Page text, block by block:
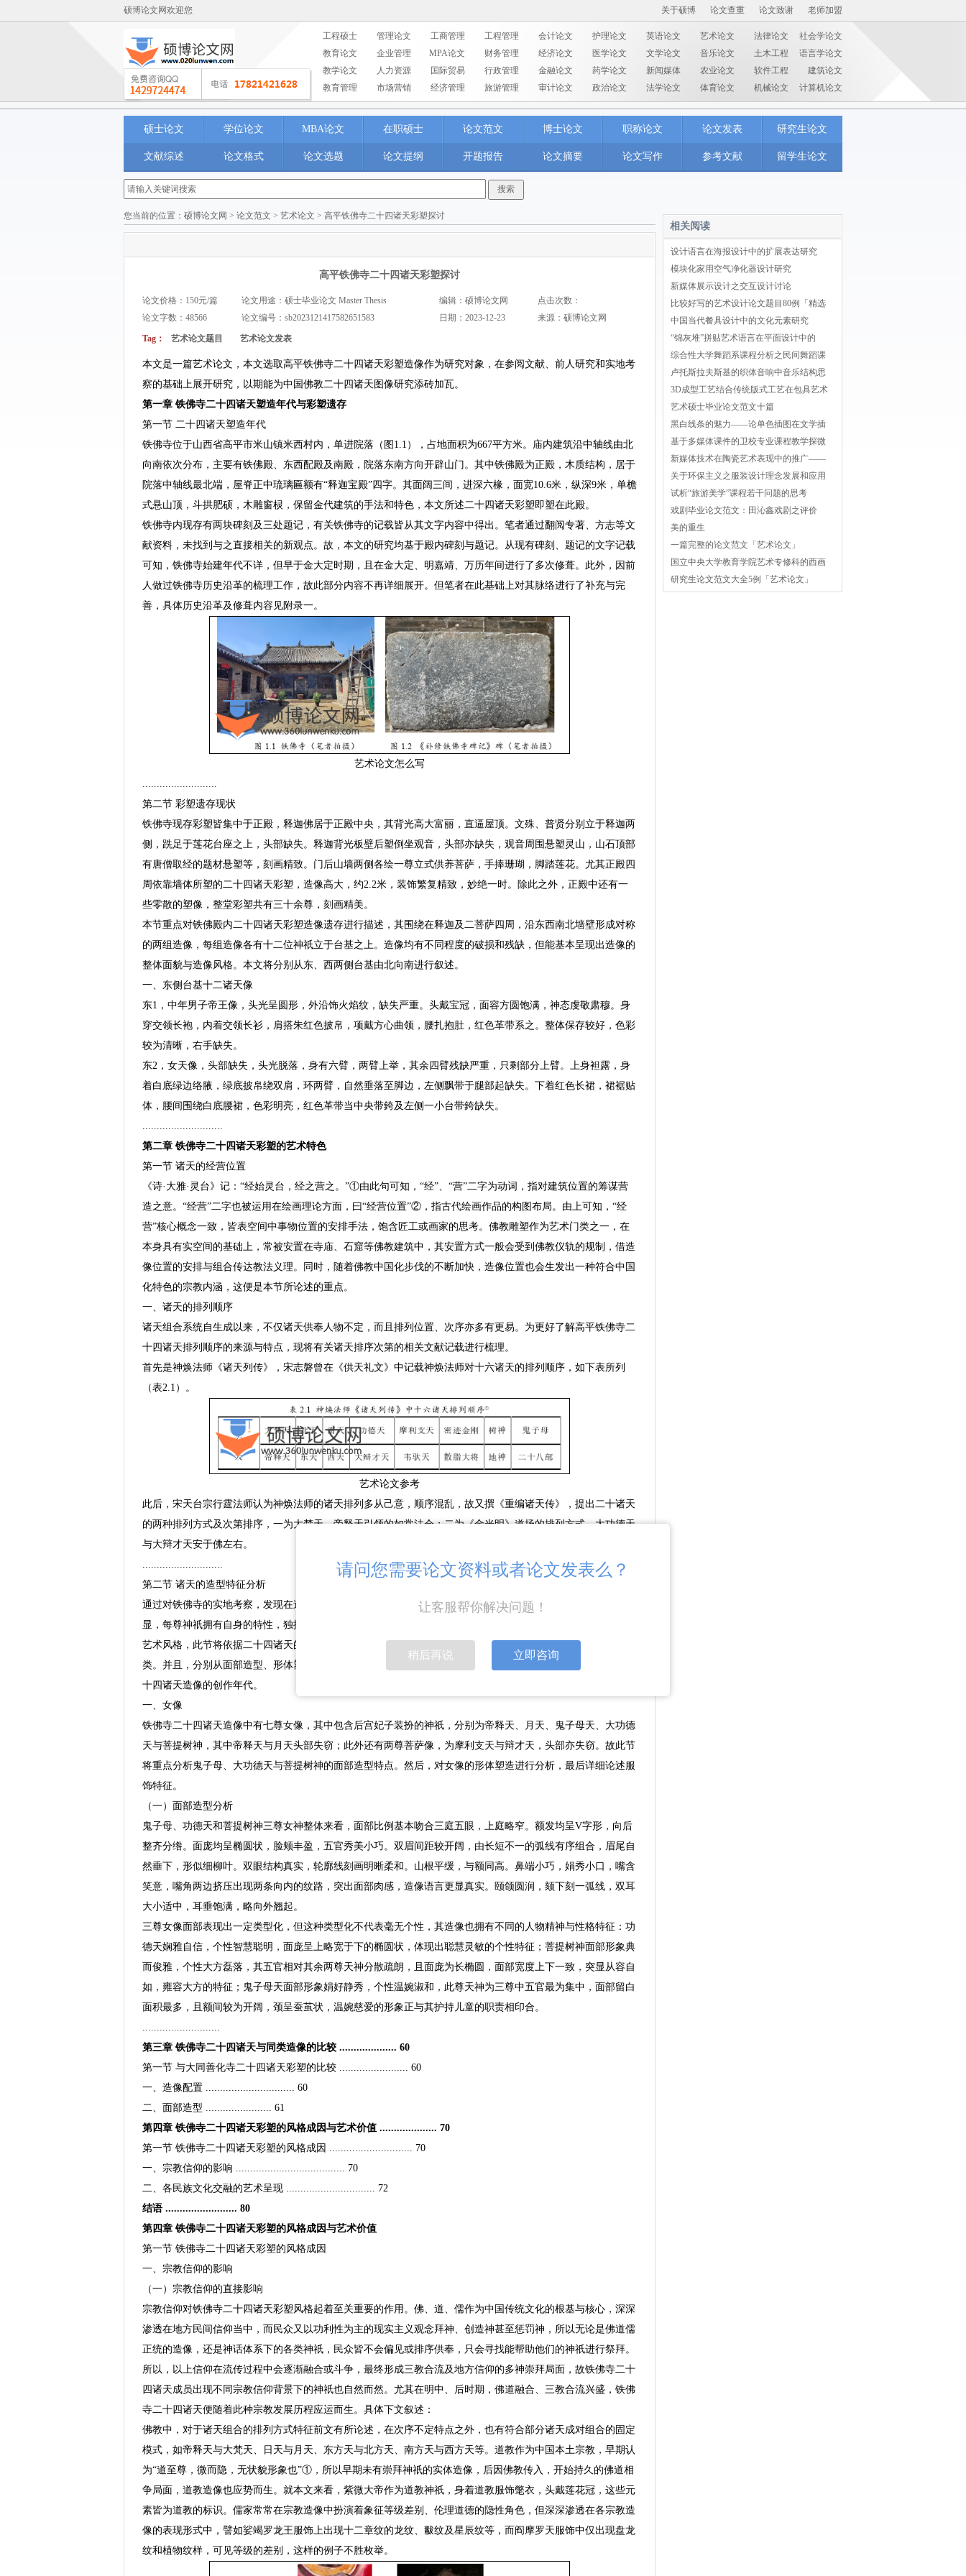
硕博论文网欢迎您 关于硕博 论文查重 论文致谢 老师加盟
工程硕士 管理论文 工商管理 工程管理 会计论文 护理论文 英语论文 艺术论文 法律论文
社会学论文
教育论文
企业管理 MPA论文 财务管理 经济论文 医学论文 文学论文 音乐论文 土木工程
语言学论文
教学论文
人力资源 国际贸易 行政管理 金融论文 药学论文 新闻媒体 农业论文 软件工程
建筑论文
教育管理
市场营销 经济管理 旅游管理 审计论文 政治论文 法学论文 体育论文 机械论文 计算机论文
硕士论文 学位论文 MBA论文 在职硕士 论文范文 博士论文 职称论文 论文发表 研究生论文
文献综述 论文格式 论文选题 论文提纲 开题报告 论文摘要 论文写作 参考文献 留学生论文
您当前的位置： 硕博论文网 > 论文范文 > 艺术论文 > 高平铁佛寺二十四诸天彩塑探讨
高平铁佛寺二十四诸天彩塑探讨
论文价格：150元/篇 论文用途：硕士毕业论文 Master Thesis 编辑：硕博论文网
点击次数：
论文字数：48566
论文编号： sb2023121417582651583 日期：2023-12-23 来源：硕博论文网
Tag： 艺术论文题目 艺术论文发表
本文是一篇艺术论文，本文选取高平铁佛寺二十四诸天彩塑造像作为研究对象，在参阅文献、前人研究和实地考
察的基础上展开研究，以期能为中国佛教二十四诸天图像研究添砖加瓦。
第一章 铁佛寺二十四诸天塑造年代与彩塑遗存
第一节 二十四诸天塑造年代
铁佛寺位于山西省高平市米山镇米西村内，单进院落（图1.1），占地面积为667平方米。庙内建筑沿中轴线由北
向南依次分布，主要有铁佛殿、东西配殿及南殿，院落东南方向开辟山门。其中铁佛殿为正殿，木质结构，居于
院落中轴线最北端，屋脊正中琉璃匾额有“释迦宝殿”四字。其面阔三间，进深六椽，面宽10.6米，纵深9米，单檐
式悬山顶，斗拱肥硕，木雕窗棂，保留金代建筑的手法和特色，本文所述二十四诸天彩塑即塑在此殿。
铁佛寺内现存有两块碑刻及三处题记，有关铁佛寺的记载皆从其文字内容中得出。笔者通过翻阅专著、方志等文
献资料，未找到与之直接相关的新观点。故，本文的研究均基于殿内碑刻与题记。从现有碑刻、题记的文字记载
可知，铁佛寺始建年代不详，但早于金大定时期，且在金大定、明嘉靖、万历年间进行了多次修葺。此外，因前
人做过铁佛寺历史沿革的梳理工作，故此部分内容不再详细展开。但笔者在此基础上对其脉络进行了补充与完
善，具体历史沿革及修葺内容见附录一。
艺术论文怎么写
..........................
第二节 彩塑遗存现状
铁佛寺现存彩塑皆集中于正殿，释迦佛居于正殿中央，其背光高大富丽，直逼屋顶。文殊、普贤分别立于释迦两
侧，跣足于莲花台座之上，头部缺失。释迦背光板壁后塑倒坐观音，头部亦缺失，观音周围悬塑灵山，山石顶部
有唐僧取经的题材悬塑等，刻画精致。门后山墙两侧各绘一尊立式供养菩萨，手捧珊瑚，脚踏莲花。尤其正殿四
周依靠墙体所塑的二十四诸天彩塑，造像高大，约2.2米，装饰繁复精致，妙绝一时。除此之外，正殿中还有一
些零散的塑像，整堂彩塑共有三十余尊，刻画精美。
本节重点对铁佛殿内二十四诸天彩塑造像遗存进行描述，其围绕在释迦及二菩萨四周，沿东西南北墙壁形成对称
的两组造像，每组造像各有十二位神祇立于台基之上。造像均有不同程度的破损和残缺，但能基本呈现出造像的
整体面貌与造像风格。本文将分别从东、西两侧台基由北向南进行叙述。
一、东侧台基十二诸天像
东1，中年男子帝王像，头光呈圆形，外沿饰火焰纹，缺失严重。头戴宝冠，面容方圆饱满，神态虔敬肃穆。身
穿交领长袍，内着交领长衫，肩搭朱红色披帛，项戴方心曲领，腰扎抱肚，红色革带系之。整体保存较好，色彩
较为清晰，右手缺失。
东2，女天像，头部缺失，头光脱落，身有六臂，两臂上举，其余四臂残缺严重，只剩部分上臂。上身袒露，身
着白底绿边络腋，绿底披帛绕双肩，环两臂，自然垂落至脚边，左侧飘带于腿部起缺失。下着红色长裙，裙裾贴
体，腰间围绕白底腰裙，色彩明亮，红色革带当中央带銙及左侧一小台带銙缺失。
............................
第二章 铁佛寺二十四诸天彩塑的艺术特色
第一节 诸天的经营位置
《诗·大雅·灵台》记：“经始灵台，经之营之。”①由此句可知，“经”、“营”二字为动词，指对建筑位置的筹谋营
造之意。“经营”二字也被运用在绘画理论方面，曰“经营位置”②，指古代绘画作品的构图布局。由上可知，“经
营”核心概念一致，皆表空间中事物位置的安排手法，饱含匠工或画家的思考。佛教雕塑作为艺术门类之一，在
本身具有实空间的基础上，常被安置在寺庙、石窟等佛教建筑中，其安置方式一般会受到佛教仪轨的规制，借造
像位置的安排与组合传达教法义理。同时，随着佛教中国化步伐的不断加快，造像位置也会生发出一种符合中国
化特色的宗教内涵，这便是本节所论述的重点。
一、诸天的排列顺序
诸天组合系统自生成以来，不仅诸天供奉人物不定，而且排列位置、次序亦多有更易。为更好了解高平铁佛寺二
十四诸天排列顺序的来源与特点，现将有关诸天排序次第的相关文献记载进行梳理。
首先是神焕法师《诸天列传》，宋志磐曾在《供天礼文》中记载神焕法师对十六诸天的排列顺序，如下表所列
（表2.1）。
艺术论文参考
此后，宋天台宗行霆法师认为神焕法师的诸天排列多从己意，顺序混乱，故又撰《重编诸天传》，提出二十诸天
的两种排列方式及次第排序，一为大梵天、帝释天引领的如常法会；二为《金光明》道场的排列方式，大功德天
与大辩才天安于佛左右。
第二节 诸天的造型特征分析
通过对铁佛寺的实地考察，发现在造像的处理上，整体呈现出写实性强，细节精微的特点，并且个性化特征明
显，每尊神祇拥有自身的特性，独擅其美，但又有机统一于整体面貌之中。为进一步剖析诸天神祇的造型特征及
艺术风格，此节将依据二十四诸天的性别、身份及形象特征分为三大类：女像类、帝王类、武将、天王及力士
类。并且，分别从面部造型、形体塑造与服饰特征三方面进行详细分析，总结其造像风格，进而推测出铁佛寺二
十四诸天造像的创作年代。
一、女像
铁佛寺二十四诸天造像中有七尊女像，其中包含后宫妃子装扮的神祇，分别为帝释天、月天、鬼子母天、大功德
天与菩提树神，其中帝释天与月天头部失窃；此外还有两尊菩萨像，为摩利支天与辩才天，头部亦失窃。故此节
将重点分析鬼子母、大功德天与菩提树神的面部造型特点。然后，对女像的形体塑造进行分析，最后详细论述服
饰特征。
（一）面部造型分析
鬼子母、功德天和菩提树神三尊女神整体来看，面部比例基本吻合三庭五眼，上庭略窄。额发均呈V字形，向后
整齐分绺。面庞均呈椭圆状，脸颊丰盈，五官秀美小巧。双眉间距较开阔，由长短不一的弧线有序组合，眉尾自
然垂下，形似细柳叶。双眼结构真实，轮廓线刻画明晰柔和。山根平缓，与额同高。鼻端小巧，娟秀小口，嘴含
笑意，嘴角两边挤压出现两条向内的纹路，突出面部肉感，造像语言更显真实。颐颌圆润，颏下刻一弧线，双耳
大小适中，耳垂饱满，略向外翘起。
三尊女像面部表现出一定类型化，但这种类型化不代表毫无个性，其造像也拥有不同的人物精神与性格特征：功
德天娴雅自信，个性智慧聪明，面庞呈上略宽于下的椭圆状，体现出聪慧灵敏的个性特征；菩提树神面部形象典
而俊雅，个性大方磊落，其五官相对其余两尊天神分散疏朗，且面庞为长椭圆，面部宽度上下一致，突显从容自
如，雍容大方的特征；鬼子母天面部形象娟好静秀，个性温婉淑和，此尊天神为三尊中五官最为集中，面部留白
面积最多，且额间较为开阔，颈呈蚕茧状，温婉慈爱的形象正与其护持儿童的职责相印合。
第三章 铁佛寺二十四诸天与同类造像的比较 .................... 60
第一节 与大同善化寺二十四诸天彩塑的比较 ........................ 60
一、造像配置 ............................... 60
二、面部造型 ....................... 61
第四章 铁佛寺二十四诸天彩塑的风格成因与艺术价值 .................... 70
第一节 铁佛寺二十四诸天彩塑的风格成因 ............................. 70
一、宗教信仰的影响 ...................................... 70
二、各民族文化交融的艺术呈现 ............................... 72
结语 ......................... 80
第四章 铁佛寺二十四诸天彩塑的风格成因与艺术价值
第一节 铁佛寺二十四诸天彩塑的风格成因
一、宗教信仰的影响
（一）宗教信仰的直接影响
宗教信仰对铁佛寺二十四诸天彩塑风格起着至关重要的作用。佛、道、儒作为中国传统文化的根基与核心，深深
渗透在地方民间信仰当中，而民众又以功利性为主的现实主义观念拜神、创造神甚至惩罚神，所以无论是佛道儒
正统的造像，还是神话体系下的各类神祇，民众皆不会偏见或排序供奉，只会寻找能帮助他们的神祇进行祭拜。
所以，以上信仰在流传过程中会逐渐融合或斗争，最终形成三教合流及地方信仰的多神崇拜局面，故铁佛寺二十
四诸天成员出现不同宗教信仰背景下的神祇也自然而然。尤其在明中、后时期，佛道融合、三教合流兴盛，铁佛
寺二十四诸天便随着此种宗教发展历程应运而生。具体下文叙述：
佛教中，对于诸天组合的排列方式特征前文有所论述，在次序不定特点之外，也有符合部分诸天成对组合的固定
模式，如帝释天与大梵天、日天与月天、东方天与北方天、南方天与西方天等。道教作为中国本土宗教，早期认
为“道至尊，微而隐，无状貌形象也”①，所以早期未有崇拜神祇的实体造像，后因佛教传入，开始持久的佛道相
争局面，道教造像也应势而生。就本文来看，紫微大帝作为道教神祇，身着道教服饰氅衣，头戴莲花冠，这些元
素皆为道教的标识。儒家常常在宗教造像中扮演着象征等级差别、伦理道德的隐性角色，但深深渗透在各宗教造
像的表现形式中，譬如娑竭罗龙王服饰上出现十二章纹的龙纹、黻纹及星辰纹等，而阎摩罗天服饰中仅出现盘龙
纹和植物纹样，可见等级的差别，这样的例子不胜枚举。
相关阅读
设计语言在海报设计中的扩展表达研究
模块化家用空气净化器设计研究
新媒体展示设计之交互设计讨论
比较好写的艺术设计论文题目80例「精选
中国当代餐具设计中的文化元素研究
“锦灰堆”拼贴艺术语言在平面设计中的
综合性大学舞蹈系课程分析之民间舞蹈课
卢托斯拉夫斯基的织体音响中音乐结构思
3D成型工艺结合传统版式工艺在包具艺术
艺术硕士毕业论文范文十篇
黑白线条的魅力——论单色插图在文学插
基于多媒体课件的卫校专业课程教学探微
新媒体技术在陶瓷艺术表现中的推广——
关于环保主义之服装设计理念发展和应用
试析“旅游美学”课程若干问题的思考
戏剧毕业论文范文：田沁鑫戏剧之评价
美的重生
一篇完整的论文范文「艺术论文」
国立中央大学教育学院艺术专修科的西画
研究生论文范文大全5例「艺术论文」
请问您需要论文资料或者论文发表么？
让客服帮你解决问题！
稍后再说 立即咨询